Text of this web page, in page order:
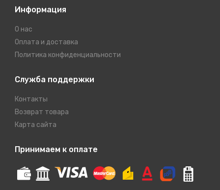
Информация
О нас
Оплата и доставка
Политика конфиденциальности
Служба поддержки
Контакты
Возврат товара
Карта сайта
Принимаем к оплате